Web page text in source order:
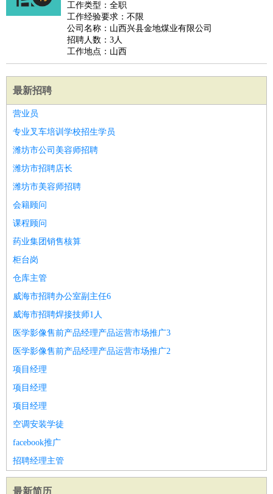
工作类型：全职
工作经验要求：不限
公司名称：山西兴县金地煤业有限公司
招聘人数：3人
工作地点：山西
最新招聘
营业员
专业叉车培训学校招生学员
潍坊市公司美容师招聘
潍坊市招聘店长
潍坊市美容师招聘
会籍顾问
课程顾问
药业集团销售核算
柜台岗
仓库主管
威海市招聘办公室副主任6
威海市招聘焊接技师1人
医学影像售前产品经理产品运营市场推广3
医学影像售前产品经理产品运营市场推广2
项目经理
项目经理
项目经理
空调安装学徒
facebook推广
招聘经理主管
最新简历